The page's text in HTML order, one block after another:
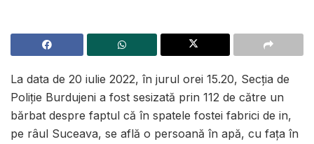
La data de 20 iulie 2022, în jurul orei 15.20, Secția de
Poliție Burdujeni a fost sesizată prin 112 de către un
bărbat despre faptul că în spatele fostei fabrici de in,
pe râul Suceava, se află o persoană în apă, cu fața în